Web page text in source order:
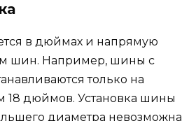
в дюймах и напрямую
шин. Например, шины с
только на
18 дюймов. Установка шины
диаметра невозможна